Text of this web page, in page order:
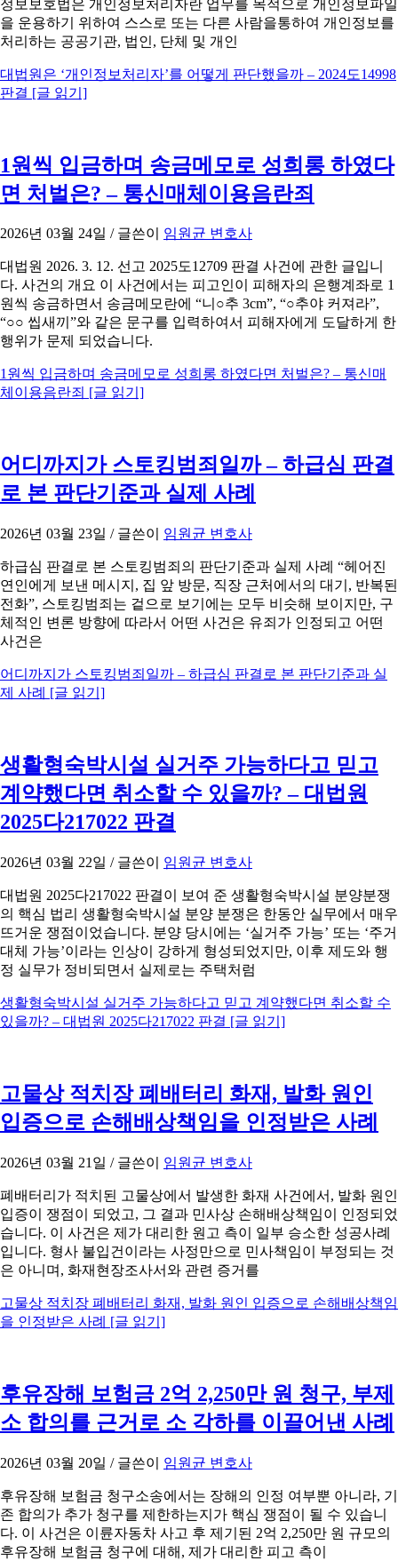
정보보호법은 개인정보처리자란 업무를 목적으로 개인정보파일
을 운용하기 위하여 스스로 또는 다른 사람을통하여 개인정보를
처리하는 공공기관, 법인, 단체 및 개인
대법원은 ‘개인정보처리자’를 어떻게 판단했을까 – 2024도14998
판결 [글 읽기]
1원씩 입금하며 송금메모로 성희롱 하였다
면 처벌은? – 통신매체이용음란죄
2026년 03월 24일 / 글쓴이 임원균 변호사
대법원 2026. 3. 12. 선고 2025도12709 판결 사건에 관한 글입니
다. 사건의 개요 이 사건에서는 피고인이 피해자의 은행계좌로 1
원씩 송금하면서 송금메모란에 “니○추 3cm”, “○추야 커져라”,
“○○ 씹새끼”와 같은 문구를 입력하여서 피해자에게 도달하게 한
행위가 문제 되었습니다.
1원씩 입금하며 송금메모로 성희롱 하였다면 처벌은? – 통신매
체이용음란죄 [글 읽기]
어디까지가 스토킹범죄일까 – 하급심 판결
로 본 판단기준과 실제 사례
2026년 03월 23일 / 글쓴이 임원균 변호사
하급심 판결로 본 스토킹범죄의 판단기준과 실제 사례 “헤어진
연인에게 보낸 메시지, 집 앞 방문, 직장 근처에서의 대기, 반복된
전화”, 스토킹범죄는 겉으로 보기에는 모두 비슷해 보이지만, 구
체적인 변론 방향에 따라서 어떤 사건은 유죄가 인정되고 어떤
사건은
어디까지가 스토킹범죄일까 – 하급심 판결로 본 판단기준과 실
제 사례 [글 읽기]
생활형숙박시설 실거주 가능하다고 믿고
계약했다면 취소할 수 있을까? – 대법원
2025다217022 판결
2026년 03월 22일 / 글쓴이 임원균 변호사
대법원 2025다217022 판결이 보여 준 생활형숙박시설 분양분쟁
의 핵심 법리 생활형숙박시설 분양 분쟁은 한동안 실무에서 매우
뜨거운 쟁점이었습니다. 분양 당시에는 ‘실거주 가능’ 또는 ‘주거
대체 가능’이라는 인상이 강하게 형성되었지만, 이후 제도와 행
정 실무가 정비되면서 실제로는 주택처럼
생활형숙박시설 실거주 가능하다고 믿고 계약했다면 취소할 수
있을까? – 대법원 2025다217022 판결 [글 읽기]
고물상 적치장 폐배터리 화재, 발화 원인
입증으로 손해배상책임을 인정받은 사례
2026년 03월 21일 / 글쓴이 임원균 변호사
폐배터리가 적치된 고물상에서 발생한 화재 사건에서, 발화 원인
입증이 쟁점이 되었고, 그 결과 민사상 손해배상책임이 인정되었
습니다. 이 사건은 제가 대리한 원고 측이 일부 승소한 성공사례
입니다. 형사 불입건이라는 사정만으로 민사책임이 부정되는 것
은 아니며, 화재현장조사서와 관련 증거를
고물상 적치장 폐배터리 화재, 발화 원인 입증으로 손해배상책임
을 인정받은 사례 [글 읽기]
후유장해 보험금 2억 2,250만 원 청구, 부제
소 합의를 근거로 소 각하를 이끌어낸 사례
2026년 03월 20일 / 글쓴이 임원균 변호사
후유장해 보험금 청구소송에서는 장해의 인정 여부뿐 아니라, 기
존 합의가 추가 청구를 제한하는지가 핵심 쟁점이 될 수 있습니
다. 이 사건은 이륜자동차 사고 후 제기된 2억 2,250만 원 규모의
후유장해 보험금 청구에 대해, 제가 대리한 피고 측이